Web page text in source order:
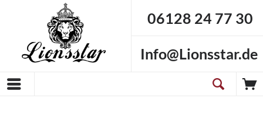
06128 24 77 30
Info@Lionsstar.de